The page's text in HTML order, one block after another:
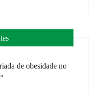
de obesidade no